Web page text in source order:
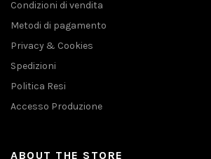
Condizioni di vendita
Metodi di pagamento
Privacy & Cookies
Spedizioni
Politica Resi
Accesso Produzione
ABOUT THE STORE